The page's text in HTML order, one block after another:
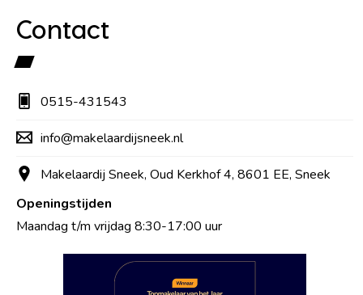
Contact
0515-431543
info@makelaardijsneek.nl
Makelaardij Sneek, Oud Kerkhof 4, 8601 EE, Sneek
Openingstijden
Maandag t/m vrijdag 8:30-17:00 uur